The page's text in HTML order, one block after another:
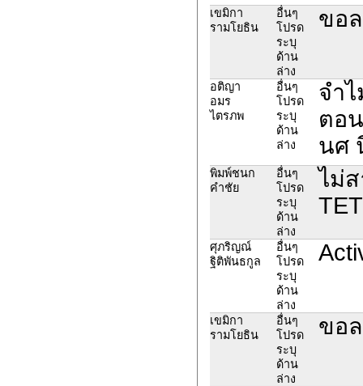
เขมิกา
รามโยธิน
อื่นๆ
โปรด
ระบุ
ด้าน
ล่าง
ขอ
อติญา
อมร
ไตรภพ
อื่นๆ
โปรด
ระบุ
ด้าน
ล่าง
จำ
ตอ
นศ
พิมพ์ชนก
คำชัย
อื่นๆ
โปรด
ระบุ
ด้าน
ล่าง
ไม่
ศุภริญณ์
ฐิติพันธกูล
อื่นๆ
โปรด
ระบุ
ด้าน
ล่าง
เขมิกา
รามโยธิน
อื่นๆ
โปรด
ระบุ
ด้าน
ล่าง
ขอ